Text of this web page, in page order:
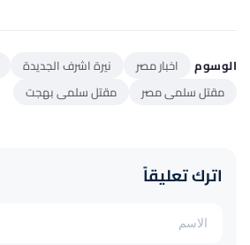
الوسوم اخبار مصر نيرة اشرف الجديدة
مقتل سلمى مصر
مقتل سلمى بهجت
اترك تعليقاً